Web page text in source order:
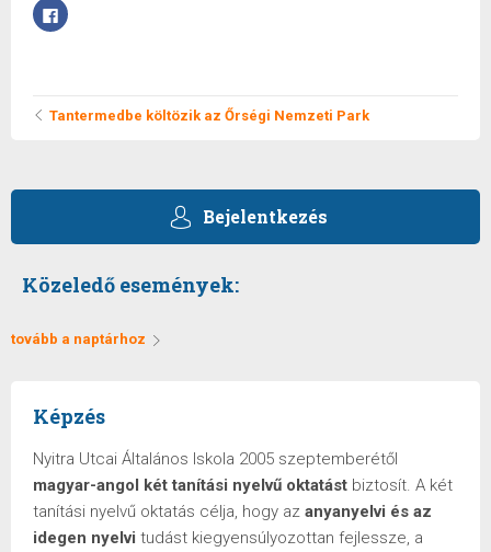
Facebookon
való
ablakban
nyílik
Tantermedbe költözik az Őrségi Nemzeti Park
Bejelentkezés
Közeledő események:
tovább a naptárhoz
Képzés
Nyitra Utcai Általános Iskola 2005 szeptemberétől
magyar-angol két tanítási nyelvű oktatást biztosít. A két
tanítási nyelvű oktatás célja, hogy az anyanyelvi és az
idegen nyelvi tudást kiegyensúlyozottan fejlessze, a